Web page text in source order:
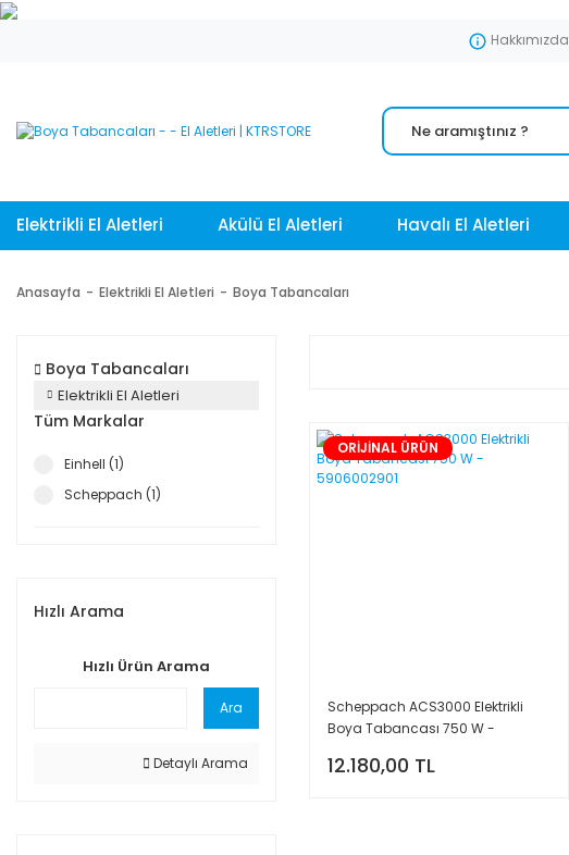
Hakkımızda
Elektrikli El Aletleri Akülü El Aletleri Havalı El Aletleri
Anasayfa Elektrikli El Aletleri Boya Tabancaları
Boya Tabancaları
Elektrikli El Aletleri
Tüm Markalar
Einhell (1)
Scheppach (1)
Hızlı Arama
Hızlı Ürün Arama
Ara
Detaylı Arama
ORİJİNAL ÜRÜN
Scheppach ACS3000 Elektrikli
Boya Tabancası 750 W -
12.180,00 TL